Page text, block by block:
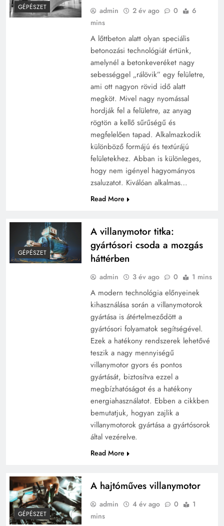
GÉPÉSZET admin 2 év ago 0
6
mins
A lőttbeton alatt olyan speciális
betonozási technológiát értünk,
amelynél a betonkeveréket nagy
sebességgel „rálövik” egy felületre,
ami ott nagyon rövid idő alatt
megköt. Mivel nagy nyomással
hordják fel a felületre, az anyag
rögtön a kellő sűrűségű és
megfelelően tapad. Alkalmazkodik
különböző formájú és textúrájú
felületekhez. Abban is különleges,
hogy nem igényel hagyományos
zsaluzatot. Kiválóan alkalmas…
Read More
GÉPÉSZET
A villanymotor titka:
gyártósori csoda a mozgás
háttérben
admin 3 év ago 0 1 mins
A modern technológia előnyeinek
kihasználása során a villanymotorok
gyártása is átértelmeződött a
gyártósori folyamatok segítségével.
Ezek a hatékony rendszerek lehetővé
teszik a nagy mennyiségű
villanymotor gyors és pontos
gyártását, biztosítva ezzel a
megbízhatóságot és a hatékony
energiahasználatot. Ebben a cikkben
bemutatjuk, hogyan zajlik a
villanymotorok gyártása a gyártósorok
által vezérelve.
Read More
GÉPÉSZET
A hajtóműves villanymotor
admin 4 év ago 0
1
mins